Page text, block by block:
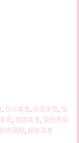
, 台北美食, 台南美食, 咖
食, 桃園美食, 猿田彥珈
超商甜點, 超商美食